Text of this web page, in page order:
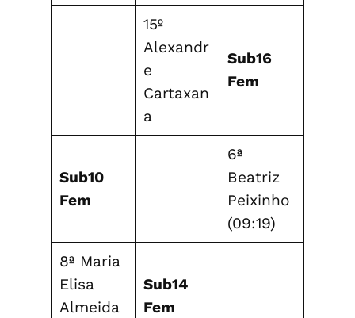
15º
Alexandr
e
Cartaxan
a
Sub16
Fem
Sub10
Fem
6ª
Beatriz
Peixinho
(09:19)
8ª Maria
Elisa
Almeida
Sub14
Fem